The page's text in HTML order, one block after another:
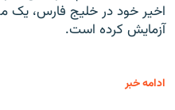
اخیر خود در خلیج فارس، یک
آزمایش کرده است.
ادامه خبر